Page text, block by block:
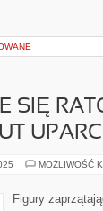
SIĘ
MOŻLIWOŚĆ
Figury